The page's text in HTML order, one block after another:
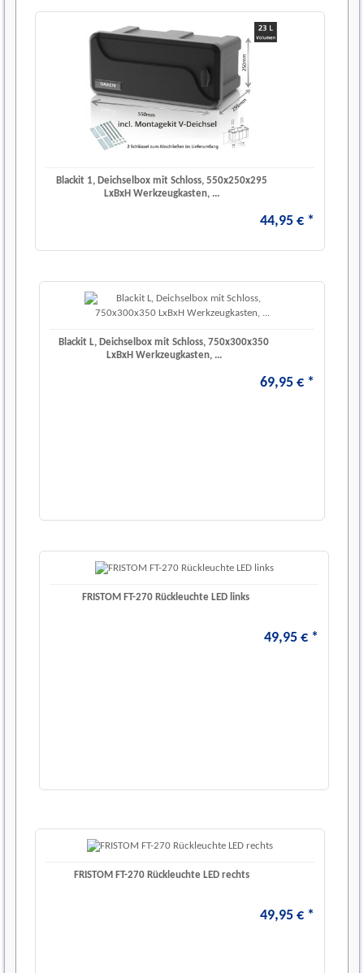
Blackit 1, Deichselbox mit Schloss, 550x250x295
LxBxH Werkzeugkasten, ...
44,95 € *
Blackit L, Deichselbox mit Schloss, 750x300x350
LxBxH Werkzeugkasten, ...
69,95 € *
FRISTOM FT-270 Rückleuchte LED links
49,95 € *
FRISTOM FT-270 Rückleuchte LED rechts
49,95 € *